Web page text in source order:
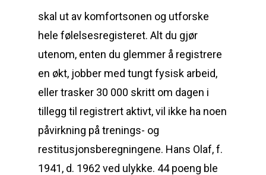
skal ut av komfortsonen og utforske
hele følelsesregisteret. Alt du gjør
utenom, enten du glemmer å registrere
en økt, jobber med tungt fysisk arbeid,
eller trasker 30 000 skritt om dagen i
tillegg til registrert aktivt, vil ikke ha noen
påvirkning på trenings- og
restitusjonsberegningene. Hans Olaf, f.
1941, d. 1962 ved ulykke. 44 poeng ble